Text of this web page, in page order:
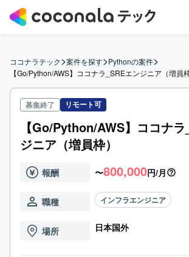
ココナラテック>案件を探す>Pythonの案件>
【Go/Python/AWS】ココナラ_SREエンジニア（増員枠
募集終了 リモート可
【Go/Python/AWS】ココナ
ジニア（増員枠）
報酬 〜800,000円/月
職種 インフラエンジニア
場所 日本国外